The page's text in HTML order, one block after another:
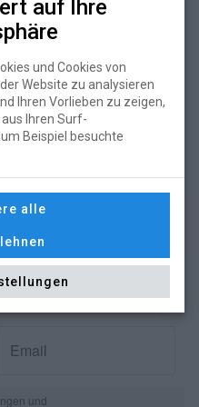
Nachrichten
Email
und
auf Ihre
und Cookies von
Website zu analysieren
Ihren Vorlieben zu zeigen,
Ihren Surf-
Beispiel besuchte
alle